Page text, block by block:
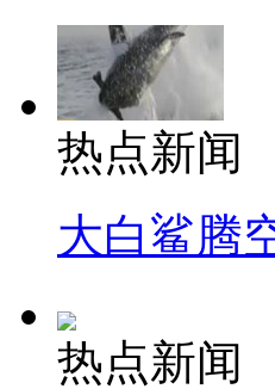
热点新闻
大白鲨腾
热点新闻